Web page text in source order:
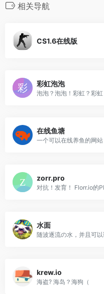
相关导航
CS1.6在线版
彩虹泡泡
泡泡？泡泡！彩虹？彩虹
在线鱼塘
一个可以在线养鱼的网站
zorr.pro
对抗！发育！ Florr.io的
水面
随波逐流の水，并且可
krew.io
海盗? 海岛？海狗（